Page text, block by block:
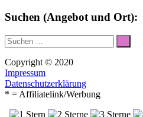
Suchen (Angebot und Ort):
Suche
nach:
Suchen
Copyright © 2020
Impressum
Datenschutzerklärung
* = Affiliatelink/Werbung